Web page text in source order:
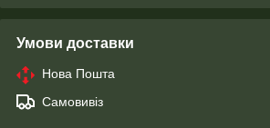
Умови доставки
Нова Пошта
Самовивіз